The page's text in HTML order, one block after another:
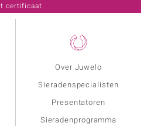
Over Juwelo
Sieradenspecialisten
Presentatoren
Sieradenprogramma
certificaat